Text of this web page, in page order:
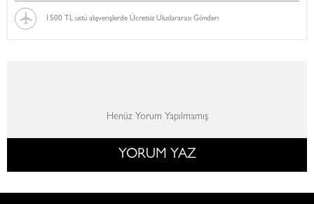
1500 TL üstü alışverişlerde Ücretsiz Uluslararası Gönderi
Henüz Yorum Yapılmamış
YORUM YAZ